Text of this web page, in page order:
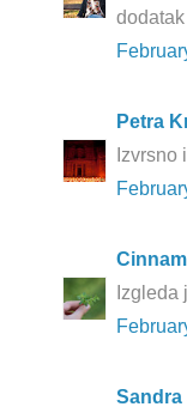
Petra
Izvrsno
Izgleda
Sandra